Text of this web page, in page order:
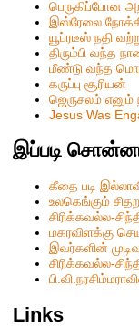
பெருகிப்போன
இஸ்ரேலை
யூப்ரடீஸ் நதி
திரும்பி வந்த
மீண்டு வந்த
கருப்பு சூரியன்
ஜெருசலம் எனும்
Jesus Was
இப்படி
கீதை படி
உலகெங்கும்
சிரிக்கவல்ல-
மகரவிளக்கு
இவர்களின்
சிரிக்கவல்ல-
Links